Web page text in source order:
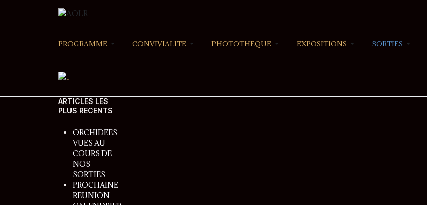
PROGRAMME CONVIVIALITE PHOTOTHEQUE EXPOSITIONS SORTIES
ARTICLES LES
PLUS RECENTS
ORCHIDEES
VUES AU
COURS DE
NOS
SORTIES
PROCHAINE
REUNION